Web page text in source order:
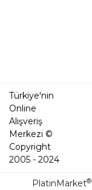
Türkiye'nin
Online
Alışveriş
Merkezi ©
Copyright
2005 - 2024
PlatinMarket®